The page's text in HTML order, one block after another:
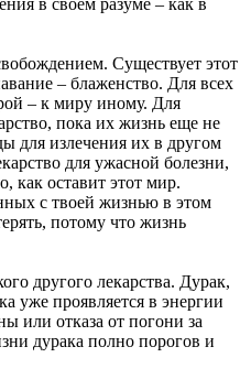
в своем разуме – как в
Существует этот
– блаженство. Для всех
– к миру иному. Для
пока их жизнь еще не
для излечения их в другом
для ужасной болезни,
как оставит этот мир.
с твоей жизнью в этом
потому что жизнь
другого лекарства. Дурак,
уже проявляется в энергии
или отказа от погони за
дурака полно порогов и